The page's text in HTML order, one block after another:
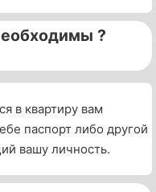
?
в квартиру вам
паспорт либо другой
вашу личность.